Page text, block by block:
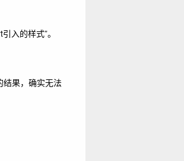
引入的样式”。
结果，确实无法